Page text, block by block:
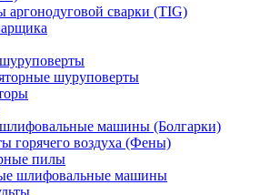
аргонодуговой сварки (TIG)
шуруповерты
машины (Болгарки)
горячего воздуха (Фены)
пилы
шлифовальные машины